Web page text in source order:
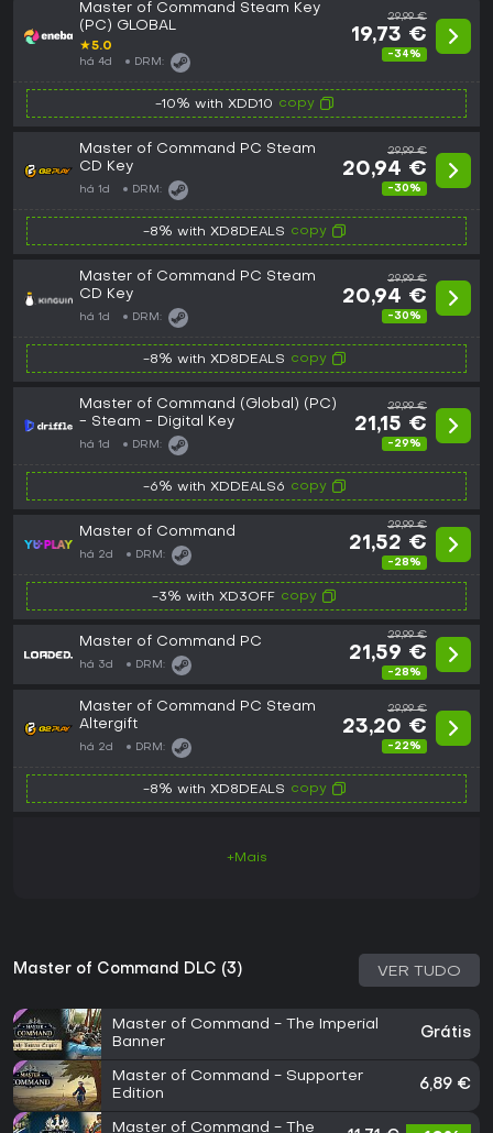
Master of Command Steam Key
(PC) GLOBAL
★5.0
há 4d DRM:
29,99 €
19,73 €
-34%
-10% with XDD10 copy
Master of Command PC Steam
CD Key
há 1d DRM:
29,99 €
20,94 €
-30%
-8% with XD8DEALS copy
Master of Command PC Steam
CD Key
há 1d DRM:
29,99 €
20,94 €
-30%
-8% with XD8DEALS copy
Master of Command (Global) (PC)
- Steam - Digital Key
há 1d DRM:
29,99 €
21,15 €
-29%
-6% with XDDEALS6 copy
Master of Command
há 2d DRM:
29,99 €
21,52 €
-28%
-3% with XD3OFF copy
Master of Command PC
há 3d DRM:
29,99 €
21,59 €
-28%
Master of Command PC Steam
Altergift
há 2d DRM:
29,99 €
23,20 €
-22%
-8% with XD8DEALS copy
+Mais
Master of Command DLC (3) VER TUDO
Master of Command - The Imperial
Banner
Grátis
Master of Command - Supporter
Edition
6,89 €
Master of Command - The